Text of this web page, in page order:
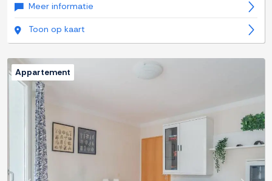
Meer informatie
Toon op kaart
Appartement